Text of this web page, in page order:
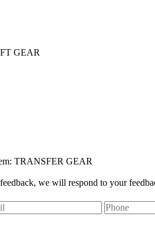
GEAR
TRANSFER GEAR
we will respond to your